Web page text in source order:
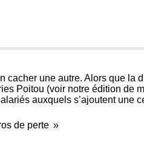
cacher une autre. Alors que la
Poitou (voir notre édition de
auxquels s’ajoutent une
de perte »